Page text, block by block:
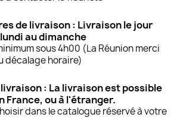
de livraison : Livraison le jour
au dimanche
sous 4h00 (La Réunion merci
décalage horaire)
livraison : La livraison est possible
France, ou à l'étranger.
dans le catalogue réservé à votre